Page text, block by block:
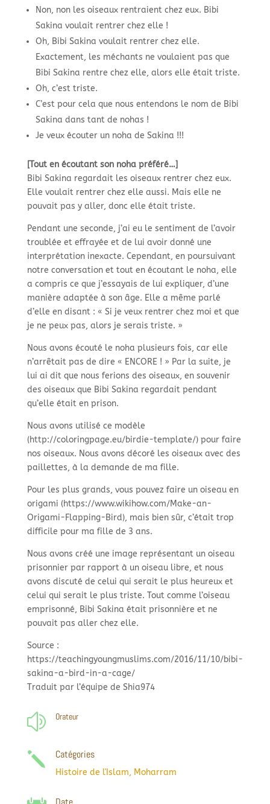
Non, non les oiseaux rentraient chez eux. Bibi
Sakina voulait rentrer chez elle !
Oh, Bibi Sakina voulait rentrer chez elle.
Exactement, les méchants ne voulaient pas que
Bibi Sakina rentre chez elle, alors elle était triste.
Oh, c’est triste.
C’est pour cela que nous entendons le nom de Bibi
Sakina dans tant de nohas !
Je veux écouter un noha de Sakina !!!
[Tout en écoutant son noha préféré…]
Bibi Sakina regardait les oiseaux rentrer chez eux.
Elle voulait rentrer chez elle aussi. Mais elle ne
pouvait pas y aller, donc elle était triste.
Pendant une seconde, j’ai eu le sentiment de l’avoir
troublée et effrayée et de lui avoir donné une
interprétation inexacte. Cependant, en poursuivant
notre conversation et tout en écoutant le noha, elle
a compris ce que j’essayais de lui expliquer, d’une
manière adaptée à son âge. Elle a même parlé
d’elle en disant : « Si je veux rentrer chez moi et que
je ne peux pas, alors je serais triste. »
Nous avons écouté le noha plusieurs fois, car elle
n’arrêtait pas de dire « ENCORE ! » Par la suite, je
lui ai dit que nous ferions des oiseaux, en souvenir
des oiseaux que Bibi Sakina regardait pendant
qu’elle était en prison.
Nous avons utilisé ce modèle
(http://coloringpage.eu/birdie-template/) pour faire
nos oiseaux. Nous avons décoré les oiseaux avec des
paillettes, à la demande de ma fille.
Pour les plus grands, vous pouvez faire un oiseau en
origami (https://www.wikihow.com/Make-an-
Origami-Flapping-Bird), mais bien sûr, c’était trop
difficile pour ma fille de 3 ans.
Nous avons créé une image représentant un oiseau
prisonnier par rapport à un oiseau libre, et nous
avons discuté de celui qui serait le plus heureux et
celui qui serait le plus triste. Tout comme l’oiseau
emprisonné, Bibi Sakina était prisonnière et ne
pouvait pas aller chez elle.
Source :
https://teachingyoungmuslims.com/2016/11/10/bibi-
sakina-a-bird-in-a-cage/
Traduit par l’équipe de Shia974
z Orateur
j Catégories
Histoire de l'Islam, Moharram